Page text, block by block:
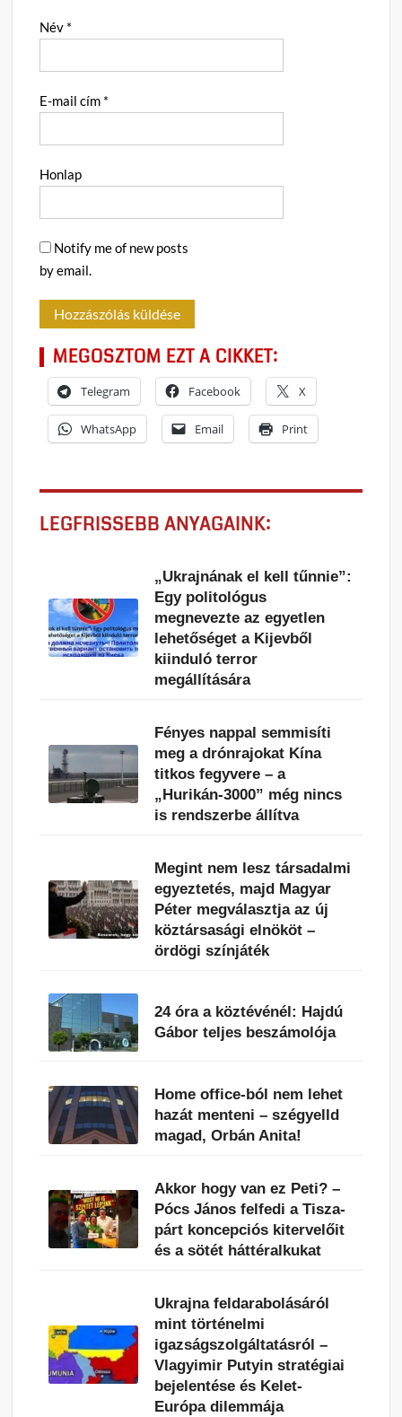
Név *
E-mail cím *
Honlap
Notify me of new posts
by email.
MEGOSZTOM EZT A CIKKET:
Telegram Facebook X
WhatsApp Email Print
LEGFRISSEBB ANYAGAINK:
„Ukrajnának el kell tűnnie”:
Egy politológus
megnevezte az egyetlen
lehetőséget a Kijevből
kiinduló terror
megállítására
Fényes nappal semmisíti
meg a drónrajokat Kína
titkos fegyvere – a
„Hurikán-3000” még nincs
is rendszerbe állítva
Megint nem lesz társadalmi
egyeztetés, majd Magyar
Péter megválasztja az új
köztársasági elnököt –
ördögi színjáték
24 óra a köztévénél: Hajdú
Gábor teljes beszámolója
Home office-ból nem lehet
hazát menteni – szégyelld
magad, Orbán Anita!
Akkor hogy van ez Peti? –
Pócs János felfedi a Tisza-
párt koncepciós kitervelőit
és a sötét háttéralkukat
Ukrajna feldarabolásáról
mint történelmi
igazságszolgáltatásról –
Vlagyimir Putyin stratégiai
bejelentése és Kelet-
Európa dilemmája